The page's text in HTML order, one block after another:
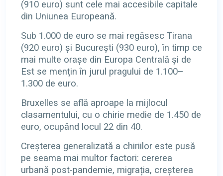
(910 euro) sunt cele mai accesibile capitale
din Uniunea Europeană.
Sub 1.000 de euro se mai regăsesc Tirana
(920 euro) și București (930 euro), în timp ce
mai multe orașe din Europa Centrală și de
Est se mențin în jurul pragului de 1.100–
1.300 de euro.
Bruxelles se află aproape la mijlocul
clasamentului, cu o chirie medie de 1.450 de
euro, ocupând locul 22 din 40.
Creșterea generalizată a chiriilor este pusă
pe seama mai multor factori: cererea
urbană post-pandemie, migrația, creșterea